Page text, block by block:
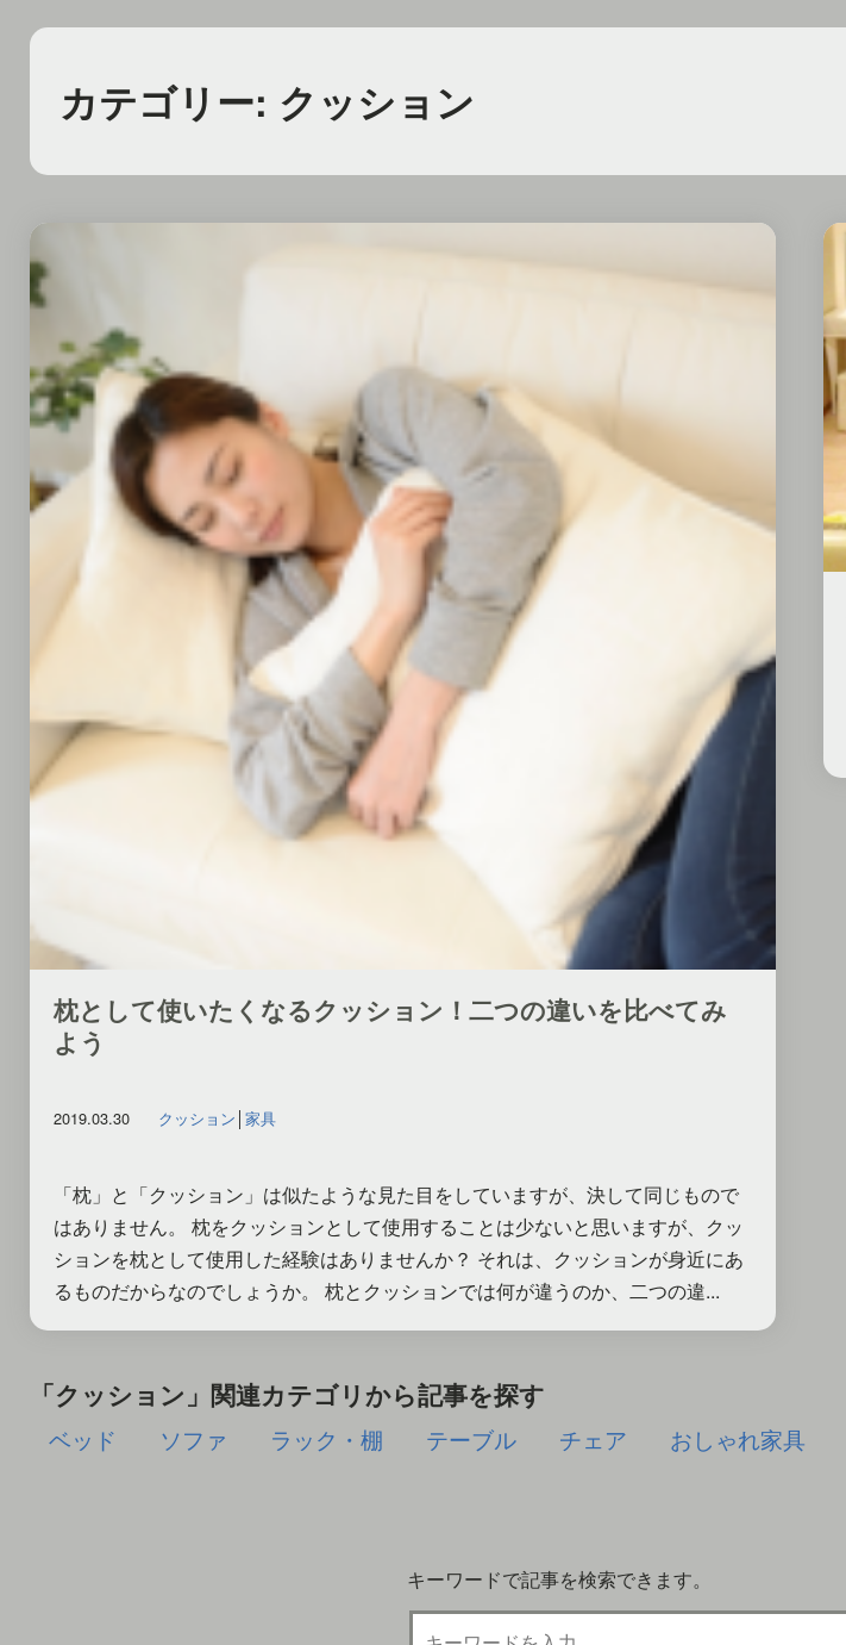
カテゴリー: クッション
枕として使いたくなるクッション！二つの違いを比べてみ
よう
2019.03.30 クッション │ 家具
「枕」と「クッション」は似たような見た目をしていますが、決して同じもので
はありません。 枕をクッションとして使用することは少ないと思いますが、クッ
ションを枕として使用した経験はありませんか？ それは、クッションが身近にあ
るものだからなのでしょうか。 枕とクッションでは何が違うのか、二つの違...
「クッション」関連カテゴリから記事を探す
ベッド ソファ ラック・棚 テーブル チェア おしゃれ家具
キーワードで記事を検索できます。